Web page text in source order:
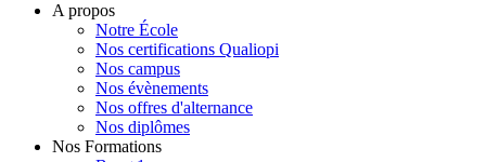
A propos
Notre École
Nos certifications Qualiopi
Nos campus
Nos évènements
Nos offres d'alternance
Nos diplômes
Nos Formations